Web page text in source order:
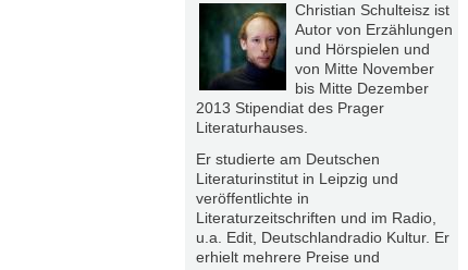
Christian Schulteisz ist
Autor von Erzählungen
und Hörspielen und
von Mitte November
bis Mitte Dezember
2013 Stipendiat des Prager
Literaturhauses.
Er studierte am Deutschen
Literaturinstitut in Leipzig und
veröffentlichte in
Literaturzeitschriften und im Radio,
u.a. Edit, Deutschlandradio Kultur. Er
erhielt mehrere Preise und